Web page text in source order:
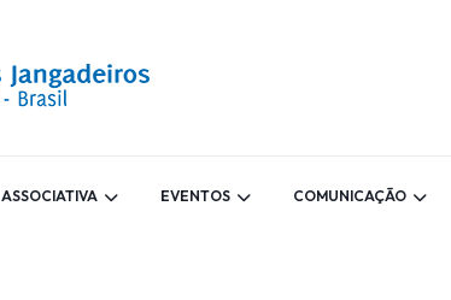
ASSOCIATIVA EVENTOS COMUNICAÇÃO